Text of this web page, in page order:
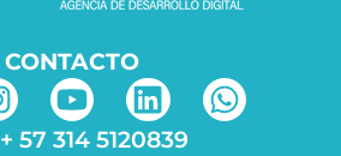
CONTACTO
+ 57 314 5120839